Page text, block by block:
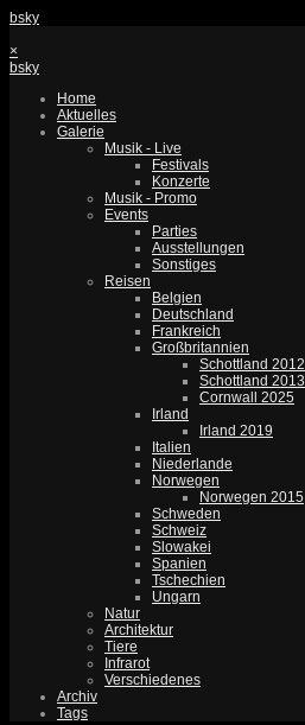
bsky
×
bsky
Home
Aktuelles
Galerie
Musik - Live
Festivals
Konzerte
Musik - Promo
Events
Parties
Ausstellungen
Sonstiges
Reisen
Belgien
Deutschland
Frankreich
Großbritannien
Schottland 2012
Schottland 2013
Cornwall 2025
Irland
Irland 2019
Italien
Niederlande
Norwegen
Norwegen 2015
Schweden
Schweiz
Slowakei
Spanien
Tschechien
Ungarn
Natur
Architektur
Tiere
Infrarot
Verschiedenes
Archiv
Tags